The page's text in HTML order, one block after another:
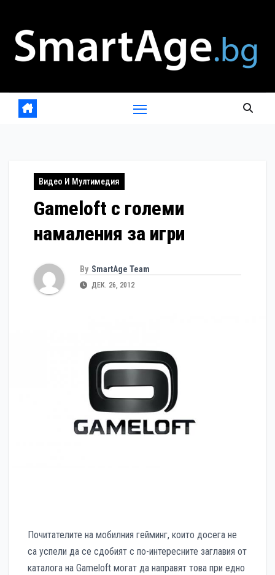
content
Видео И Мултимедия
Gameloft с големи
намаления за игри
By SmartAge Team
ДЕК. 26, 2012
Почитателите на мобилния гейминг, които досега не
са успели да се сдобият с по-интересните заглавия от
каталога на Gameloft могат да направят това при едно